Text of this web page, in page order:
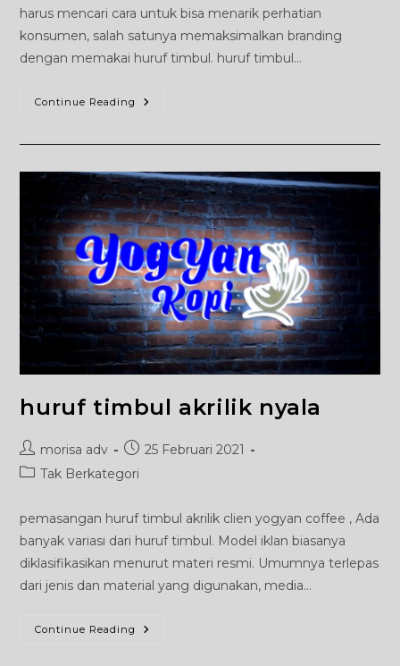
harus mencari cara untuk bisa menarik perhatian
konsumen, salah satunya memaksimalkan branding
dengan memakai huruf timbul. huruf timbul…
Continue Reading MANFAAT
UNTUK
BRANDING
USAHA
ANDA
huruf timbul akrilik nyala
Post
author:
morisa adv
Post
published:
25 Februari 2021
PostTak Berkategori
pemasangan huruf timbul akrilik clien yogyan coffee , Ada
banyak variasi dari huruf timbul. Model iklan biasanya
diklasifikasikan menurut materi resmi. Umumnya terlepas
dari jenis dan material yang digunakan, media…
Continue Reading Huruf